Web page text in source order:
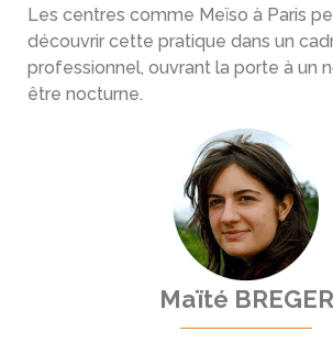
Les centres comme Meïso à Paris
découvrir cette pratique dans un
professionnel, ouvrant la porte à un
être nocturne.
Maïté BREGER